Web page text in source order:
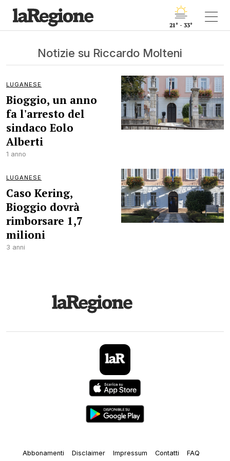
21° - 33°
Notizie su Riccardo Molteni
LUGANESE
Bioggio, un anno
fa l'arresto del
sindaco Eolo
Alberti
1 anno
LUGANESE
Caso Kering,
Bioggio dovrà
rimborsare 1,7
milioni
3 anni
Abbonamenti Disclaimer Impressum Contatti
FAQ